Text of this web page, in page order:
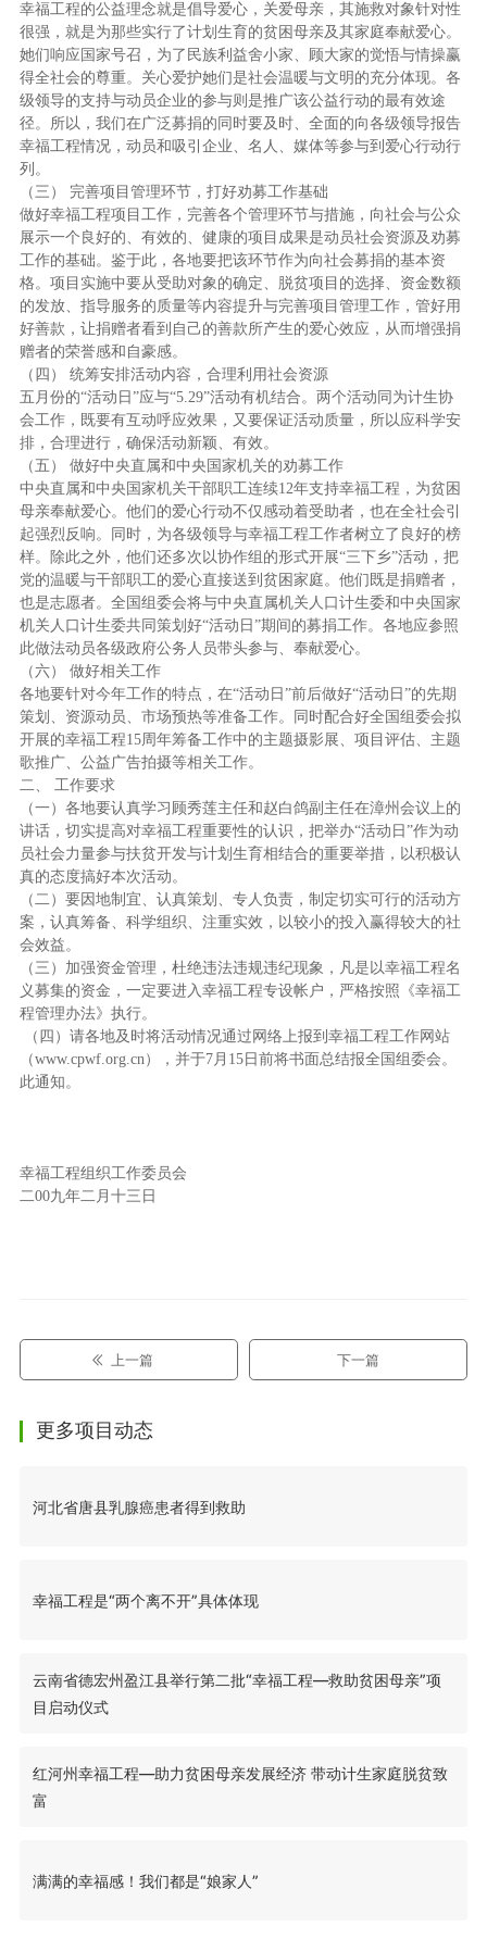
幸福工程的公益理念就是倡导爱心，关爱母亲，其施救对象针对性
很强，就是为那些实行了计划生育的贫困母亲及其家庭奉献爱心。
她们响应国家号召，为了民族利益舍小家、顾大家的觉悟与情操赢
得全社会的尊重。关心爱护她们是社会温暖与文明的充分体现。各
级领导的支持与动员企业的参与则是推广该公益行动的最有效途
径。所以，我们在广泛募捐的同时要及时、全面的向各级领导报告
幸福工程情况，动员和吸引企业、名人、媒体等参与到爱心行动行
列。
（三） 完善项目管理环节，打好劝募工作基础
做好幸福工程项目工作，完善各个管理环节与措施，向社会与公众
展示一个良好的、有效的、健康的项目成果是动员社会资源及劝募
工作的基础。鉴于此，各地要把该环节作为向社会募捐的基本资
格。项目实施中要从受助对象的确定、脱贫项目的选择、资金数额
的发放、指导服务的质量等内容提升与完善项目管理工作，管好用
好善款，让捐赠者看到自己的善款所产生的爱心效应，从而增强捐
赠者的荣誉感和自豪感。
（四） 统筹安排活动内容，合理利用社会资源
五月份的“活动日”应与“5.29”活动有机结合。两个活动同为计生协
会工作，既要有互动呼应效果，又要保证活动质量，所以应科学安
排，合理进行，确保活动新颖、有效。
（五） 做好中央直属和中央国家机关的劝募工作
中央直属和中央国家机关干部职工连续12年支持幸福工程，为贫困
母亲奉献爱心。他们的爱心行动不仅感动着受助者，也在全社会引
起强烈反响。同时，为各级领导与幸福工程工作者树立了良好的榜
样。除此之外，他们还多次以协作组的形式开展“三下乡”活动，把
党的温暖与干部职工的爱心直接送到贫困家庭。他们既是捐赠者，
也是志愿者。全国组委会将与中央直属机关人口计生委和中央国家
机关人口计生委共同策划好“活动日”期间的募捐工作。各地应参照
此做法动员各级政府公务人员带头参与、奉献爱心。
（六） 做好相关工作
各地要针对今年工作的特点，在“活动日”前后做好“活动日”的先期
策划、资源动员、市场预热等准备工作。同时配合好全国组委会拟
开展的幸福工程15周年筹备工作中的主题摄影展、项目评估、主题
歌推广、公益广告拍摄等相关工作。
二、 工作要求
（一）各地要认真学习顾秀莲主任和赵白鸽副主任在漳州会议上的
讲话，切实提高对幸福工程重要性的认识，把举办“活动日”作为动
员社会力量参与扶贫开发与计划生育相结合的重要举措，以积极认
真的态度搞好本次活动。
（二）要因地制宜、认真策划、专人负责，制定切实可行的活动方
案，认真筹备、科学组织、注重实效，以较小的投入赢得较大的社
会效益。
（三）加强资金管理，杜绝违法违规违纪现象，凡是以幸福工程名
义募集的资金，一定要进入幸福工程专设帐户，严格按照《幸福工
程管理办法》执行。
（四）请各地及时将活动情况通过网络上报到幸福工程工作网站
（www.cpwf.org.cn），并于7月15日前将书面总结报全国组委会。
此通知。
幸福工程组织工作委员会
二00九年二月十三日
上一篇 下一篇
更多项目动态
河北省唐县乳腺癌患者得到救助
幸福工程是“两个离不开”具体体现
云南省德宏州盈江县举行第二批“幸福工程—救助贫困母亲”项
目启动仪式
红河州幸福工程—助力贫困母亲发展经济 带动计生家庭脱贫致
富
满满的幸福感！我们都是“娘家人”